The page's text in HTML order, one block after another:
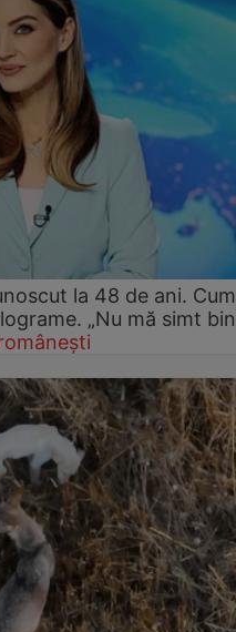
la 48 de ani. Cum
„Nu mă simt